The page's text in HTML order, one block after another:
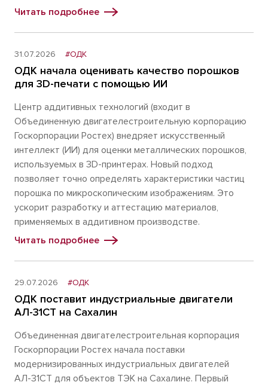
Читать подробнее
31.07.2026 #ОДК
ОДК начала оценивать качество порошков
для 3D-печати с помощью ИИ
Центр аддитивных технологий (входит в
Объединенную двигателестроительную корпорацию
Госкорпорации Ростех) внедряет искусственный
интеллект (ИИ) для оценки металлических порошков,
используемых в 3D-принтерах. Новый подход
позволяет точно определять характеристики частиц
порошка по микроскопическим изображениям. Это
ускорит разработку и аттестацию материалов,
применяемых в аддитивном производстве.
Читать подробнее
29.07.2026 #ОДК
ОДК поставит индустриальные двигатели
АЛ-31СТ на Сахалин
Объединенная двигателестроительная корпорация
Госкорпорации Ростех начала поставки
модернизированных индустриальных двигателей
АЛ-31СТ для объектов ТЭК на Сахалине. Первый